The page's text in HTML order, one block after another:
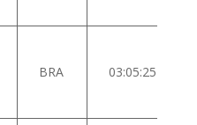
BRA 03:05:25